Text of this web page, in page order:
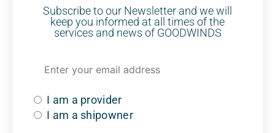
Subscribe to our Newsletter and we will
keep you informed at all times of the
services and news of GOODWINDS
I am a provider
I am a shipowner